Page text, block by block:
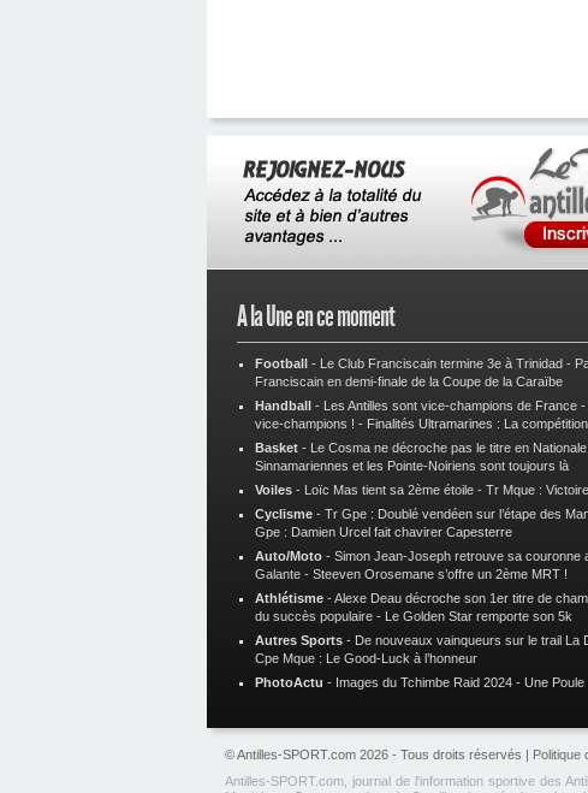
A la Une en ce moment
Football - Le Club Franciscain termine 3e à Trinidad -
Franciscain en demi-finale de la Coupe de la Caraïbe
Handball - Les Antilles sont vice-champions de France -
vice-champions ! - Finalités Ultramarines : La
Basket - Le Cosma ne décroche pas le titre en
Sinnamariennes et les Pointe-Noiriens sont toujours là
Voiles - Loïc Mas tient sa 2ème étoile - Tr Mque :
Cyclisme - Tr Gpe : Doublé vendéen sur l’étape des
Gpe : Damien Urcel fait chavirer Capesterre
Auto/Moto - Simon Jean-Joseph retrouve sa couronne
Galante - Steeven Orosemane s’offre un 2ème MRT !
Athlétisme -Alexe Deau décroche son 1er titre de
du succès populaire - Le Golden Star remporte son 5k
Autres Sports - De nouveaux vainqueurs sur le trail La
Cpe Mque : Le Good-Luck à l’honneur
PhotoActu - Images du Tchimbe Raid 2024 - Une Poule
© Antilles-SPORT.com 2026 - Tous droits réservés | Politique
Antilles-SPORT.com, journal de l'information sportive des